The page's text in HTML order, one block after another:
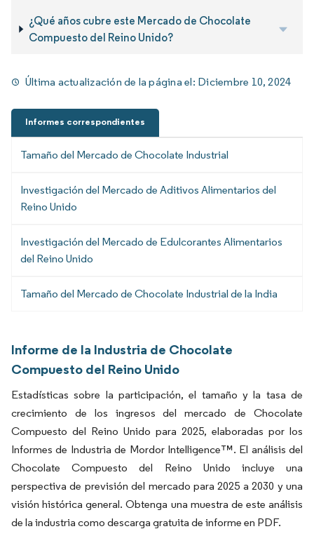
¿Qué años cubre este Mercado de Chocolate
Compuesto del Reino Unido?
Última actualización de la página el: Diciembre 10, 2024
Informes correspondientes
Tamaño del Mercado de Chocolate Industrial
Investigación del Mercado de Aditivos Alimentarios del
Reino Unido
Investigación del Mercado de Edulcorantes Alimentarios
del Reino Unido
Tamaño del Mercado de Chocolate Industrial de la India
Informe de la Industria de Chocolate
Compuesto del Reino Unido
Estadísticas sobre la participación, el tamaño y la tasa de
crecimiento de los ingresos del mercado de Chocolate
Compuesto del Reino Unido para 2025, elaboradas por los
Informes de Industria de Mordor Intelligence™. El análisis del
Chocolate Compuesto del Reino Unido incluye una
perspectiva de previsión del mercado para 2025 a 2030 y una
visión histórica general. Obtenga una muestra de este análisis
de la industria como descarga gratuita de informe en PDF.